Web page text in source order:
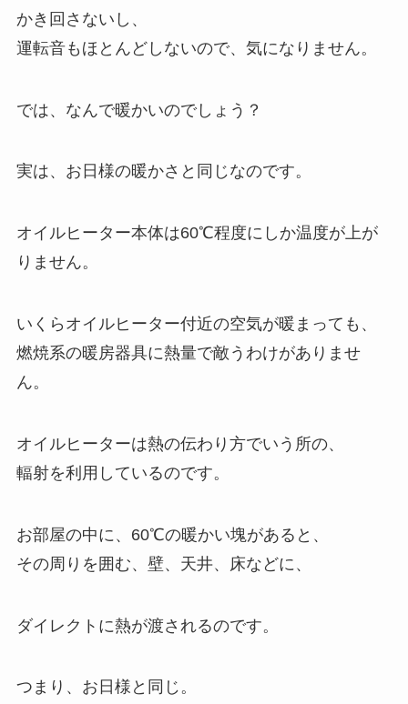
かき回さないし、
運転音もほとんどしないので、気になりません。
では、なんで暖かいのでしょう？
実は、お日様の暖かさと同じなのです。
オイルヒーター本体は60℃程度にしか温度が上が
りません。
いくらオイルヒーター付近の空気が暖まっても、
燃焼系の暖房器具に熱量で敵うわけがありませ
ん。
オイルヒーターは熱の伝わり方でいう所の、
輻射を利用しているのです。
お部屋の中に、60℃の暖かい塊があると、
その周りを囲む、壁、天井、床などに、
ダイレクトに熱が渡されるのです。
つまり、お日様と同じ。